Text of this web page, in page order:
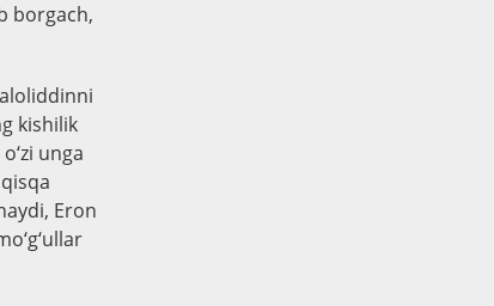
borgach,
kishilik
unga
Eron